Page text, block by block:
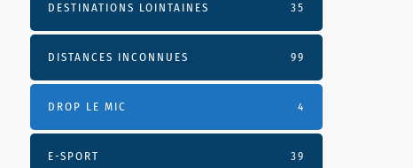
DESTINATIONS LOINTAINES 35
DISTANCES INCONNUES 99
DROP LE MIC 4
E-SPORT 39